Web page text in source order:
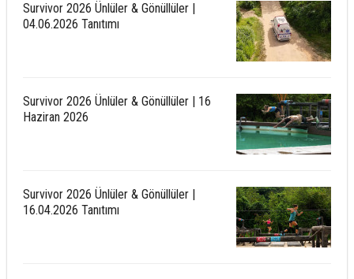
Survivor 2026 Ünlüler & Gönüllüler |
04.06.2026 Tanıtımı
Survivor 2026 Ünlüler & Gönüllüler | 16
Haziran 2026
Survivor 2026 Ünlüler & Gönüllüler |
16.04.2026 Tanıtımı